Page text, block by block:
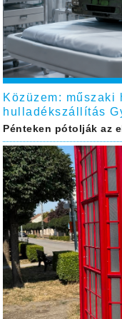
Közüzem: műszaki
hulladékszállítás
Pénteken pótolják az